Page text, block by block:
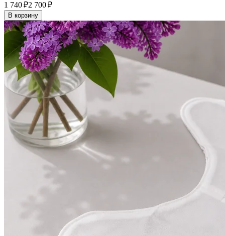
1 740 ₽2 700 ₽
В корзину